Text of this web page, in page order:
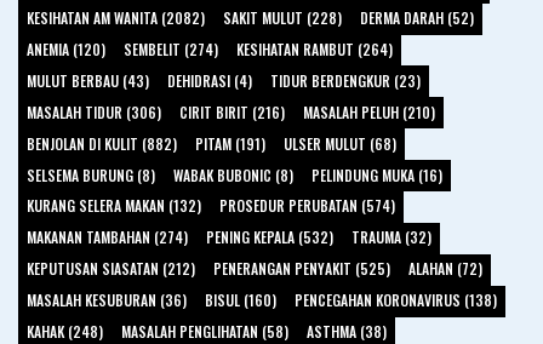
KESIHATAN AM WANITA (2082)
SAKIT MULUT (228)
DERMA DARAH (52)
ANEMIA (120)
SEMBELIT (274)
KESIHATAN RAMBUT (264)
MULUT BERBAU (43)
DEHIDRASI (4)
TIDUR BERDENGKUR (23)
MASALAH TIDUR (306)
CIRIT BIRIT (216)
MASALAH PELUH (210)
BENJOLAN DI KULIT (882)
PITAM (191)
ULSER MULUT (68)
SELSEMA BURUNG (8)
WABAK BUBONIC (8)
PELINDUNG MUKA (16)
KURANG SELERA MAKAN (132)
PROSEDUR PERUBATAN (574)
MAKANAN TAMBAHAN (274)
PENING KEPALA (532)
TRAUMA (32)
KEPUTUSAN SIASATAN (212)
PENERANGAN PENYAKIT (525)
ALAHAN (72)
MASALAH KESUBURAN (36)
BISUL (160)
PENCEGAHAN KORONAVIRUS (138)
KAHAK (248)
MASALAH PENGLIHATAN (58)
ASTHMA (38)